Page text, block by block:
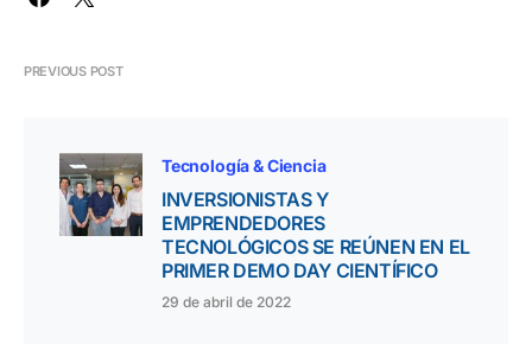
PREVIOUS POST
Tecnología & Ciencia
INVERSIONISTAS Y
EMPRENDEDORES
TECNOLÓGICOS SE REÚNEN EN EL
PRIMER DEMO DAY CIENTÍFICO
29 de abril de 2022